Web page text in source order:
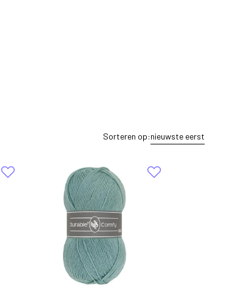
Sorteren op:nieuwste eerst